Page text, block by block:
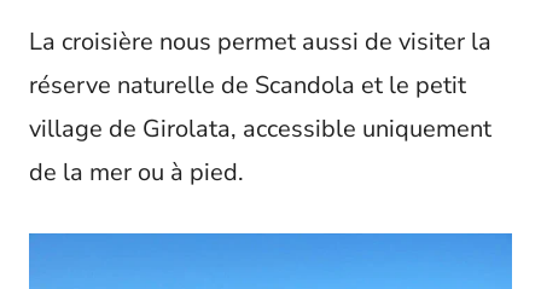
La croisière nous permet aussi de visiter la
réserve naturelle de Scandola et le petit
village de Girolata, accessible uniquement
de la mer ou à pied.